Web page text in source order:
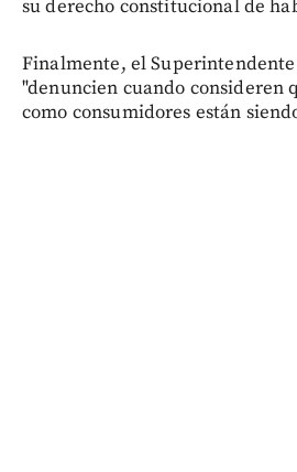
su derecho constitucional de
Finalmente, el Superintendente
"denuncien cuando consideren
como consumidores están